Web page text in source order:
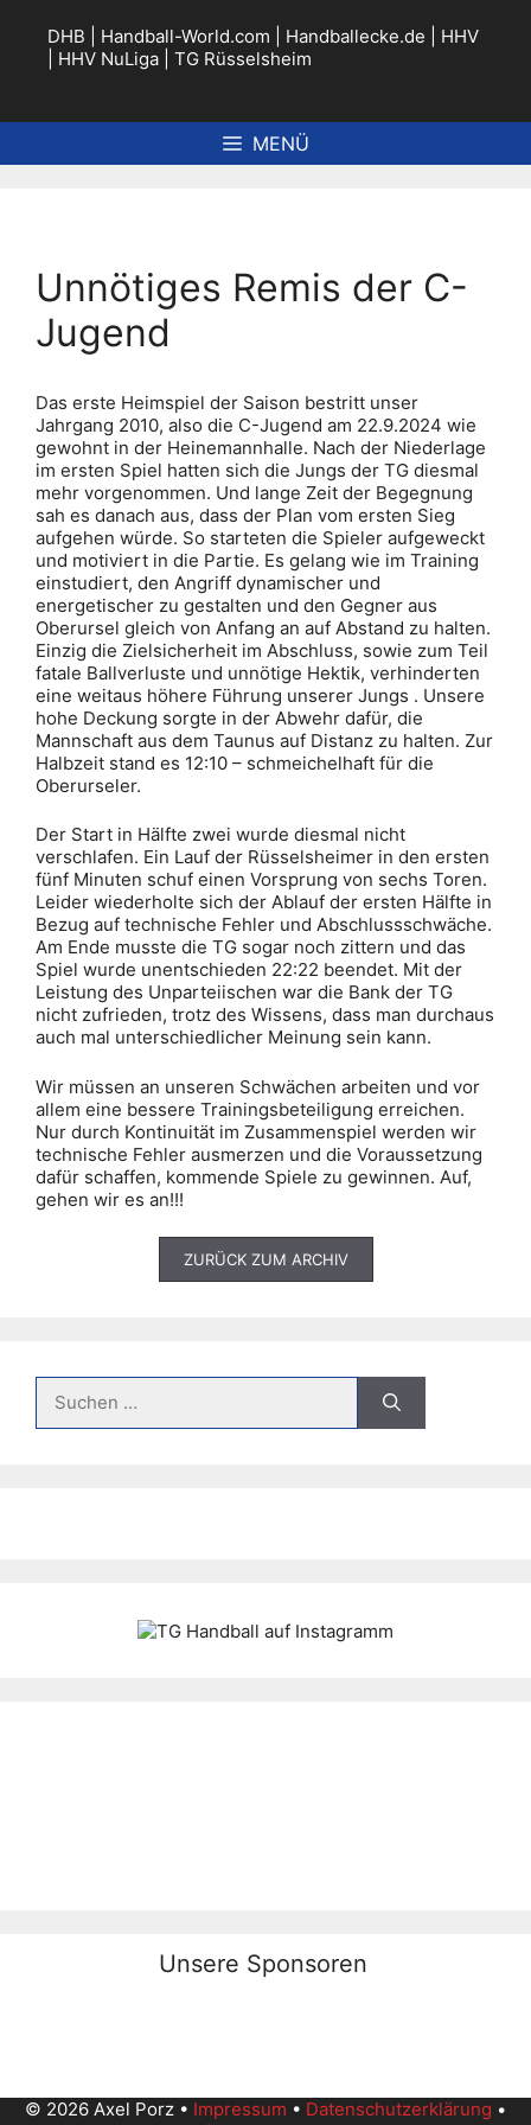
springen
DHB Handball-World.com Handballecke.de
HHV
HHV NuLiga TG Rüsselsheim
MENÜ
Unnötiges Remis der C-
Jugend
Das erste Heimspiel der Saison bestritt unser
Jahrgang 2010, also die C-Jugend am 22.9.2024 wie
gewohnt in der Heinemannhalle. Nach der Niederlage
im ersten Spiel hatten sich die Jungs der TG diesmal
mehr vorgenommen. Und lange Zeit der Begegnung
sah es danach aus, dass der Plan vom ersten Sieg
aufgehen würde. So starteten die Spieler aufgeweckt
und motiviert in die Partie. Es gelang wie im Training
einstudiert, den Angriff dynamischer und
energetischer zu gestalten und den Gegner aus
Oberursel gleich von Anfang an auf Abstand zu halten.
Einzig die Zielsicherheit im Abschluss, sowie zum Teil
fatale Ballverluste und unnötige Hektik, verhinderten
eine weitaus höhere Führung unserer Jungs . Unsere
hohe Deckung sorgte in der Abwehr dafür, die
Mannschaft aus dem Taunus auf Distanz zu halten. Zur
Halbzeit stand es 12:10 – schmeichelhaft für die
Oberurseler.
Der Start in Hälfte zwei wurde diesmal nicht
verschlafen. Ein Lauf der Rüsselsheimer in den ersten
fünf Minuten schuf einen Vorsprung von sechs Toren.
Leider wiederholte sich der Ablauf der ersten Hälfte in
Bezug auf technische Fehler und Abschlussschwäche.
Am Ende musste die TG sogar noch zittern und das
Spiel wurde unentschieden 22:22 beendet. Mit der
Leistung des Unparteiischen war die Bank der TG
nicht zufrieden, trotz des Wissens, dass man durchaus
auch mal unterschiedlicher Meinung sein kann.
Wir müssen an unseren Schwächen arbeiten und vor
allem eine bessere Trainingsbeteiligung erreichen.
Nur durch Kontinuität im Zusammenspiel werden wir
technische Fehler ausmerzen und die Voraussetzung
dafür schaffen, kommende Spiele zu gewinnen. Auf,
gehen wir es an!!!
ZURÜCK ZUM ARCHIV
nach:
Unsere Sponsoren
© 2026 Axel Porz • Impressum • Datenschutzerklärung •